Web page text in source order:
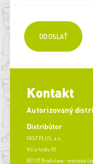
Kontakt
Autorizovaný
Distribútor
FAST PLUS, a.s.
Vlčie hrdlo 90
821 07 Bratislava - mestská